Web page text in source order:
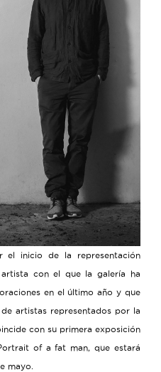
el inicio de la representación
con el que la galería ha
en el último año y que
artistas representados por la
con su primera exposición
of a fat man, que estará
mayo.